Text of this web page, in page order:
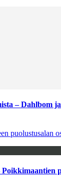
– Dahlbom
puolustusalan